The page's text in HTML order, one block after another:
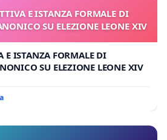
E ISTANZA FORMALE DI
SU ELEZIONE LEONE XIV
E ISTANZA FORMALE DI
SU ELEZIONE LEONE XIV